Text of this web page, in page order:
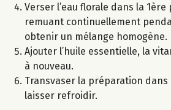
Verser l’eau florale dans la
remuant continuellement
obtenir un mélange homogène.
Ajouter l’huile essentielle, la
à nouveau.
Transvaser la préparation
laisser refroidir.